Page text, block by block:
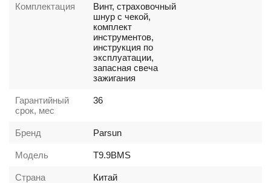
Комплектация
Винт, страховочный
шнур с чекой,
комплект
инструментов,
инструкция по
эксплуатации,
запасная свеча
зажигания
Гарантийный
срок, мес
36
Бренд Parsun
Модель T9.9BMS
Страна Китай